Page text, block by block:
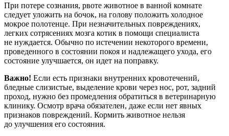
При потере сознания, рвоте животное в ванной комнате
следует уложить на бочок, на голову положить холодное
мокрое полотенце. При незначительных повреждениях,
легких сотрясениях мозга котик в помощи специалиста
не нуждается. Обычно по истечении некоторого времени,
проведенного в состоянии покоя и надлежащего ухода, его
состояние улучшается, он идет на поправку.
Важно! Если есть признаки внутренних кровотечений,
бледные слизистые, выделение крови через нос, рот, задний
проход, нужно без промедления обратиться в ветеринарную
клинику. Осмотр врача обязателен, даже если нет явных
признаков повреждений. Кормить животное нельзя
до улучшения его состояния.